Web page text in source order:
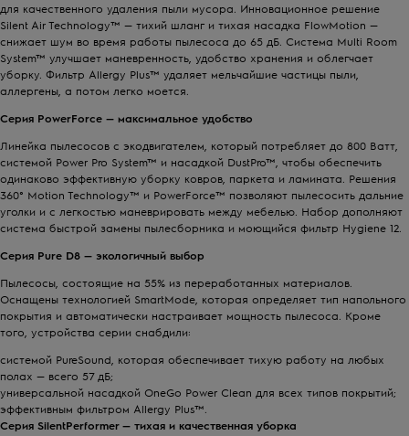
для качественного удаления пыли мусора. Инновационное решение
Silent Air Technology™ — тихий шланг и тихая насадка FlowMotion —
снижает шум во время работы пылесоса до 65 дБ. Система Multi Room
System™ улучшает маневренность, удобство хранения и облегчает
уборку. Фильтр Allergy Plus™ удаляет мельчайшие частицы пыли,
аллергены, а потом легко моется.
Серия PowerForce — максимальное удобство
Линейка пылесосов с экодвигателем, который потребляет до 800 Ватт,
системой Power Pro System™ и насадкой DustPro™, чтобы обеспечить
одинаково эффективную уборку ковров, паркета и ламината. Решения
360° Motion Technology™ и PowerForce™ позволяют пылесосить дальние
уголки и с легкостью маневрировать между мебелью. Набор дополняют
система быстрой замены пылесборника и моющийся фильтр Hygiene 12.
Серия Pure D8 — экологичный выбор
Пылесосы, состоящие на 55% из переработанных материалов.
Оснащены технологией SmartMode, которая определяет тип напольного
покрытия и автоматически настраивает мощность пылесоса. Кроме
того, устройства серии снабдили:
системой PureSound, которая обеспечивает тихую работу на любых
полах — всего 57 дБ;
универсальной насадкой OneGo Power Clean для всех типов покрытий;
эффективным фильтром Allergy Plus™.
Серия SilentPerformer— тихая и качественная уборка